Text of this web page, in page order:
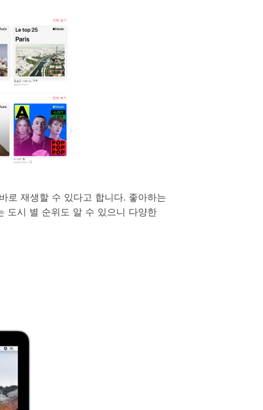
로 재생할 수 있다고 합니다. 좋아하는
도시 별 순위도 알 수 있으니 다양한